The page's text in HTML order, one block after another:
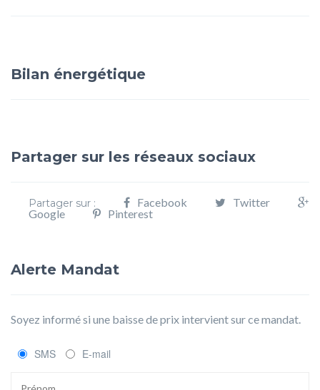
Bilan énergétique
Partager sur les réseaux sociaux
Partager sur : Facebook
Twitter
Google
Pinterest
Alerte Mandat
Soyez informé si une baisse de prix intervient sur ce mandat.
SMS E-mail